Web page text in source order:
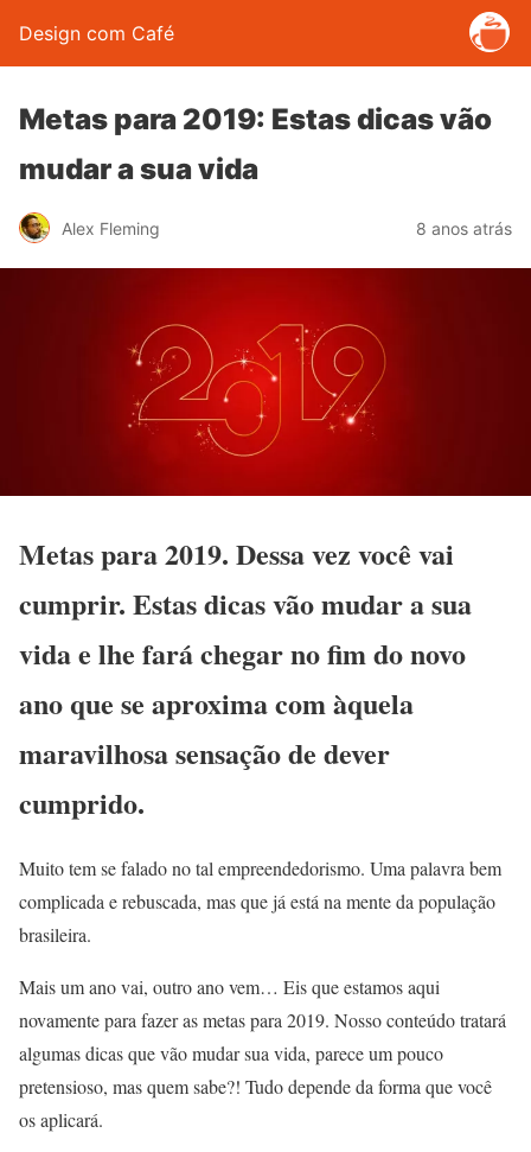
Design com Café
Metas para 2019: Estas dicas vão
mudar a sua vida
Alex Fleming 8 anos atrás
Metas para 2019. Dessa vez você vai
cumprir. Estas dicas vão mudar a sua
vida e lhe fará chegar no fim do novo
ano que se aproxima com àquela
maravilhosa sensação de dever
cumprido.
Muito tem se falado no tal empreendedorismo. Uma palavra bem
complicada e rebuscada, mas que já está na mente da população
brasileira.
Mais um ano vai, outro ano vem… Eis que estamos aqui
novamente para fazer as metas para 2019. Nosso conteúdo tratará
algumas dicas que vão mudar sua vida, parece um pouco
pretensioso, mas quem sabe?! Tudo depende da forma que você
os aplicará.